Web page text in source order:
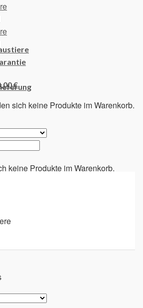
€
sich keine Produkte im Warenkorb.
keine Produkte im Warenkorb.